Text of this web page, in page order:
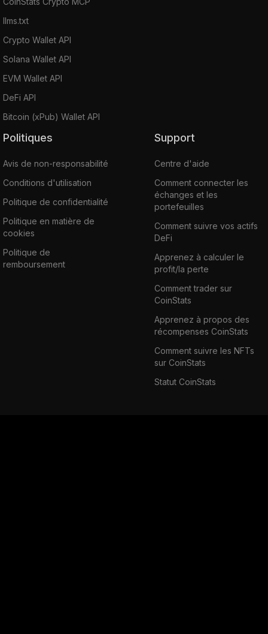
llms.txt
Crypto Wallet API
Solana Wallet API
EVM Wallet API
DeFi API
Bitcoin (xPub) Wallet API
Politiques
Avis de non-responsabilité
Conditions d'utilisation
Politique de confidentialité
Politique en matière de
cookies
Politique de
remboursement
Support
Centre d'aide
Comment connecter les
échanges et les
portefeuilles
Comment suivre vos actifs
DeFi
Apprenez à calculer le
profit/la perte
Comment trader sur
CoinStats
Apprenez à propos des
récompenses CoinStats
Comment suivre les NFTs
sur CoinStats
Statut CoinStats